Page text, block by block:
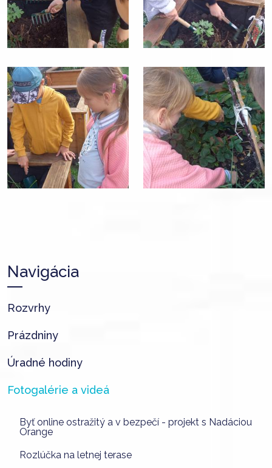
Navigácia
Rozvrhy
Prázdniny
Úradné hodiny
Fotogalérie a videá
Byť online ostražitý a v bezpečí - projekt s Nadáciou
Orange
Rozlúčka na letnej terase